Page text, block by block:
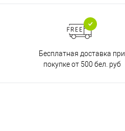
Бесплатная доставка при
покупке от 500 бел. руб